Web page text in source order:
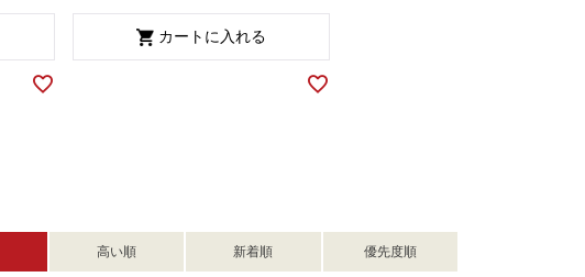
カートに入れる
高い順 新着順 優先度順